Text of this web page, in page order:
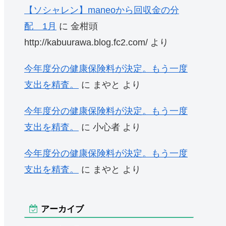
【ソシャレン】maneoから回収金の分
配 1月 に 金柑頭
http://kabuurawa.blog.fc2.com/ より
今年度分の健康保険料が決定。もう一度
支出を精査。
に まやと より
今年度分の健康保険料が決定。もう一度
支出を精査。
に 小心者 より
今年度分の健康保険料が決定。もう一度
支出を精査。
に まやと より
アーカイブ